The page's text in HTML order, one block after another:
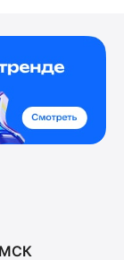
МСК